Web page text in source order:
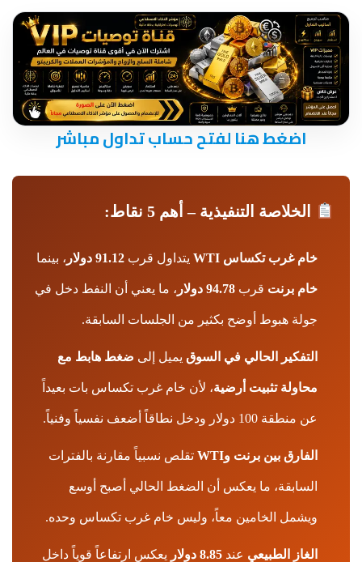
اضغط هنا لفتح حساب تداول مباشر
الخلاصة التنفيذية – أهم 5 نقاط:
خام غرب تكساس WTI يتداول قرب 91.12 دولار ، بينما
خام برنت قرب 94.78 دولار ، ما يعني أن النفط دخل في
جولة هبوط أوضح بكثير من الجلسات السابقة.
التفكير الحالي في السوق يميل إلى ضغط هابط مع
محاولة تثبيت أرضية، لأن خام غرب تكساس بات بعيداً
عن منطقة 100 دولار ودخل نطاقاً أضعف نفسياً وفنياً.
الفارق بين برنت وWTI تقلص نسبياً مقارنة بالفترات
السابقة، ما يعكس أن الضغط الحالي أصبح أوسع
ويشمل الخامين معاً، وليس خام غرب تكساس وحده.
الغاز الطبيعي عند 8.85 دولار يعكس ارتفاعاً قوياً داخل